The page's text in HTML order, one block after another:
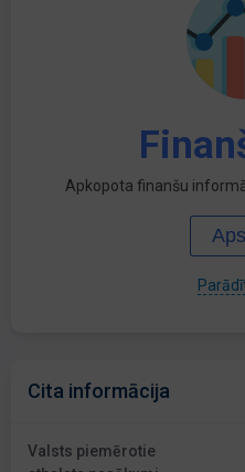
Apkopota finanšu
Cita informācija
Valsts piemērotie